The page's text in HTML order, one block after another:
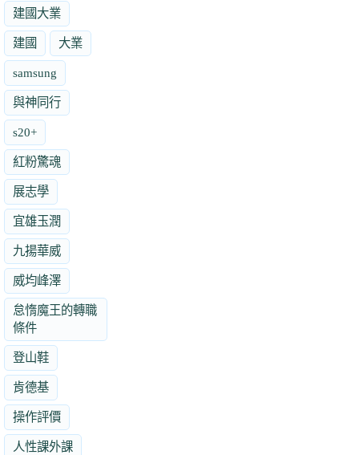
建國大業
建國 大業
samsung
與神同行
s20+
紅粉驚魂
展志學
宜雄玉潤
九揚華威
威均峰澤
怠惰魔王的轉職
條件
登山鞋
肯德基
操作評價
人性課外課